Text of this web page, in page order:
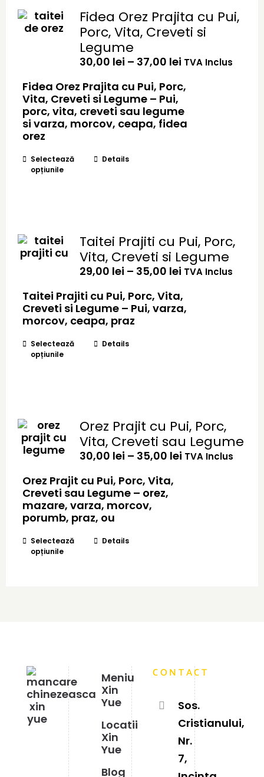
Fidea Orez Prajita cu Pui,
Porc, Vita, Creveti si
Legume
30,00 lei – 37,00 leiInterval
prețuri:
până
la
TVA Inclus
Fidea Orez Prajita cu Pui, Porc,
Vita, Creveti si Legume – Pui,
porc, vita, creveti sau legume
si varza, morcov, ceapa, fidea
orez
Selectează
opțiunile
Acest
Opțiunile
pot
fi
alese
pagina
produsului.
Details
Taitei Prajiti cu Pui, Porc,
Vita, Creveti si Legume
29,00 lei – 35,00 leiInterval
prețuri:
29,00 lei
TVA Inclus
Taitei Prajiti cu Pui, Porc, Vita,
Creveti si Legume – Pui, varza,
morcov, ceapa, praz
Selectează
opțiunile
Acest
Opțiunile
pot
fi
alese
pagina
produsului.
Details
Orez Prajit cu Pui, Porc,
Vita, Creveti sau Legume
30,00 lei – 35,00 leiInterval
TVA Inclus
Orez Prajit cu Pui, Porc, Vita,
Creveti sau Legume – orez,
mazare, varza, morcov,
porumb, praz, ou
Selectează
opțiunile
Acest
pagina
produsului.
Details
Meniu
Xin
Yue
Locatii
Xin
Yue
Blog
CONTACT
Sos.
Cristianului,
Nr.
7,